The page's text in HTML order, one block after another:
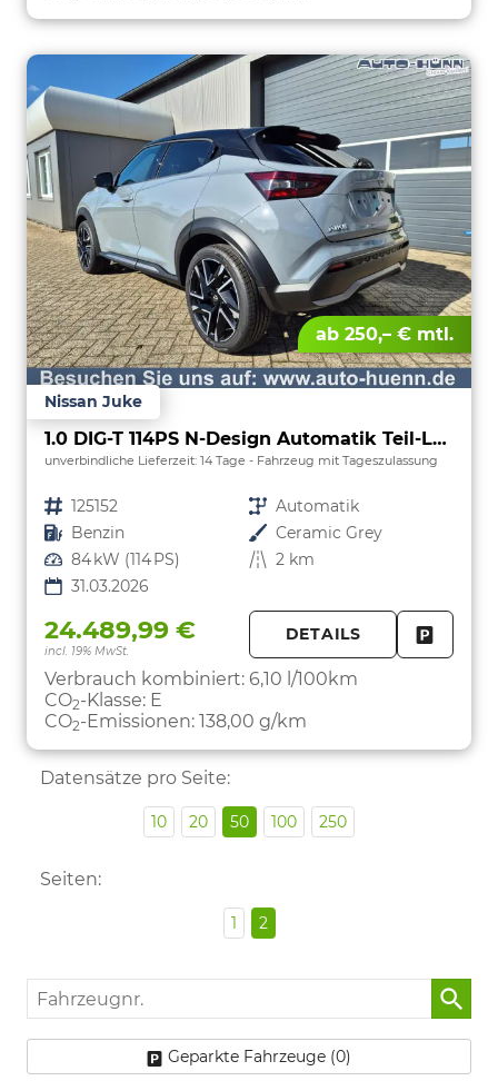
ab 250,– € mtl.
Nissan Juke
1.0 DIG-T 114PS N-Design Automatik Teil-Leder Klimaautomatik Sitzheizung Lenkradheizung PDC v+h Rückf.Kamera Navi 19"LM Bluetooth Touchscreen Apple CarPlay Android Auto
unverbindliche Lieferzeit: 14 Tage Fahrzeug mit Tageszulassung
Fahrzeugnr. 125152 Getriebe Automatik
Kraftstoff Benzin Außenfarbe Ceramic Grey
Leistung 84 kW (114 PS) Kilometerstand 2 km
31.03.2026
24.489,99 €
incl. 19% MwSt.
DETAILS
Verbrauch kombiniert: 6,10 l/100km
CO2-Klasse: E
CO2-Emissionen: 138,00 g/km
Datensätze pro Seite:
10 20 50 100 250
Seiten:
1 2
Fahrzeugnr.
Geparkte Fahrzeuge (0)